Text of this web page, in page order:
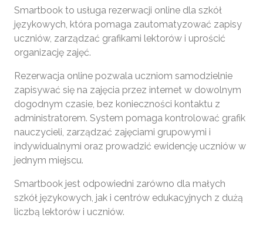
Smartbook to usługa rezerwacji online dla szkół
językowych, która pomaga zautomatyzować zapisy
uczniów, zarządzać grafikami lektorów i uprościć
organizację zajęć.
Rezerwacja online pozwala uczniom samodzielnie
zapisywać się na zajęcia przez internet w dowolnym
dogodnym czasie, bez konieczności kontaktu z
administratorem. System pomaga kontrolować grafik
nauczycieli, zarządzać zajęciami grupowymi i
indywidualnymi oraz prowadzić ewidencję uczniów w
jednym miejscu.
Smartbook jest odpowiedni zarówno dla małych
szkół językowych, jak i centrów edukacyjnych z dużą
liczbą lektorów i uczniów.